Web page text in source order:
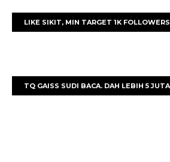
LIKE SIKIT, MIN TARGET 1K
TQ GAISS SUDI BACA. DAH LEBIH 5